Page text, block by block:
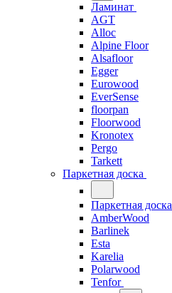
Ламинат
AGT
Alloc
Alpine Floor
Alsafloor
Egger
Eurowood
EverSense
floorpan
Floorwood
Kronotex
Pergo
Tarkett
Паркетная доска
Паркетная доска
AmberWood
Barlinek
Esta
Karelia
Polarwood
Tenfor